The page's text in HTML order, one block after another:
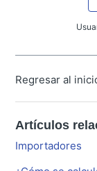
Regresar al
Artículos
Importadores